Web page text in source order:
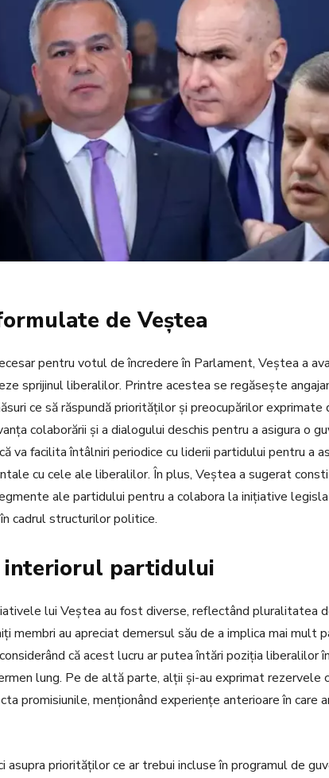
de Veștea
pentru votul de încredere în Parlament, Veștea a
sprijinul liberalilor. Printre acestea se regăsește
ce să răspundă priorităților și preocupărilor exprimate
colaborării și a dialogului deschis pentru a asigura o
va facilita întâlniri periodice cu liderii partidului pentru a
cu cele ale liberalilor. În plus, Veștea a sugerat
ale partidului pentru a colabora la inițiative
cadrul structurilor politice.
interiorul partidului
lui Veștea au fost diverse, reflectând pluralitatea
membri au apreciat demersul său de a implica mai mult
că acest lucru ar putea întări poziția liberalilor
lung. Pe de altă parte, alții și-au exprimat rezervele
promisiunile, menționând experiențe anterioare în care
priorităților ce ar trebui incluse în programul de